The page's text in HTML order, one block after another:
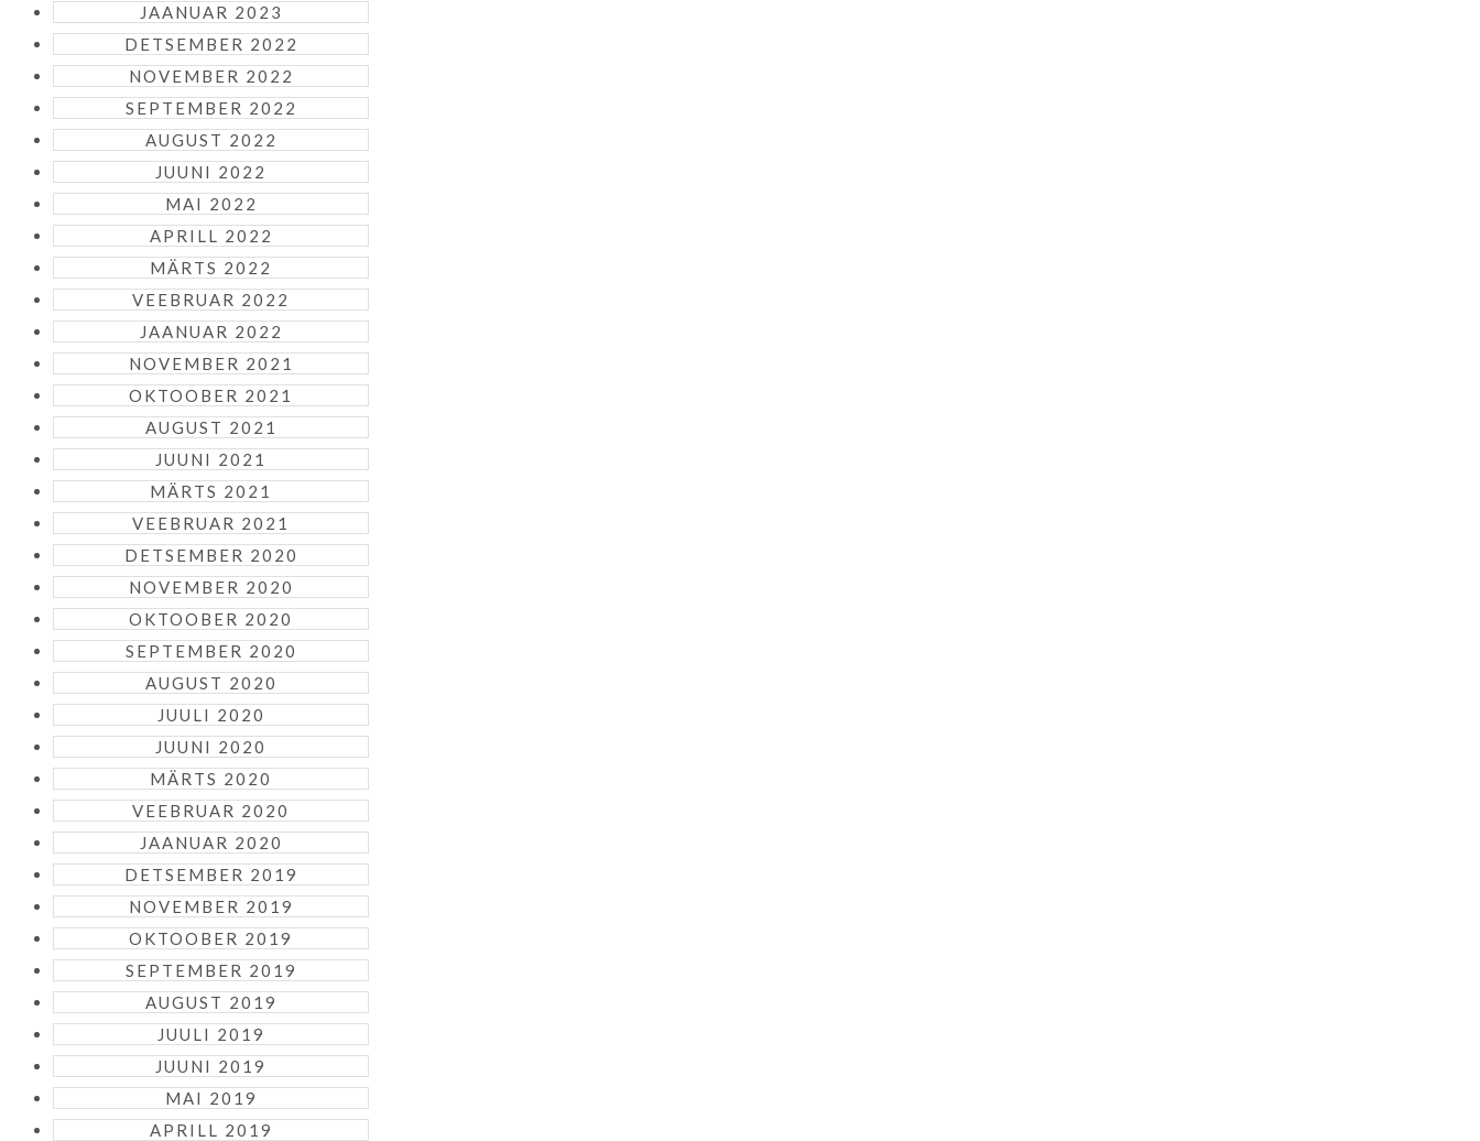
JAANUAR 2023
DETSEMBER 2022
NOVEMBER 2022
SEPTEMBER 2022
AUGUST 2022
JUUNI 2022
MAI 2022
APRILL 2022
MÄRTS 2022
VEEBRUAR 2022
JAANUAR 2022
NOVEMBER 2021
OKTOOBER 2021
AUGUST 2021
JUUNI 2021
MÄRTS 2021
VEEBRUAR 2021
DETSEMBER 2020
NOVEMBER 2020
OKTOOBER 2020
SEPTEMBER 2020
AUGUST 2020
JUULI 2020
JUUNI 2020
MÄRTS 2020
VEEBRUAR 2020
JAANUAR 2020
DETSEMBER 2019
NOVEMBER 2019
OKTOOBER 2019
SEPTEMBER 2019
AUGUST 2019
JUULI 2019
JUUNI 2019
MAI 2019
APRILL 2019